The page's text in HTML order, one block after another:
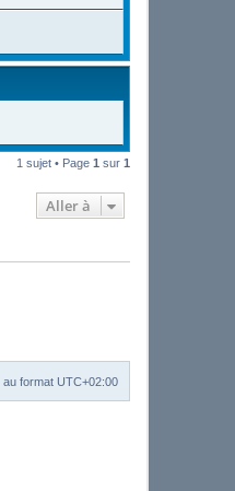
1 sujet • Page 1 sur 1
Aller à
au format UTC+02:00